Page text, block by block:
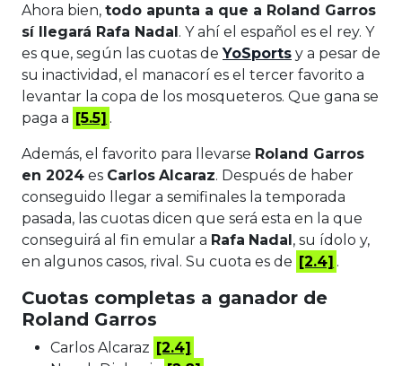
Ahora bien, todo apunta a que a Roland Garros
sí llegará Rafa Nadal. Y ahí el español es el rey. Y
es que, según las cuotas deYoSports y a pesar de
su inactividad, el manacorí es el tercer favorito a
levantar la copa de los mosqueteros. Que gana se
paga a [5.5] .
Además, el favorito para llevarse Roland Garros
en 2024 es Carlos Alcaraz. Después de haber
conseguido llegar a semifinales la temporada
pasada, las cuotas dicen que será esta en la que
conseguirá al fin emular a Rafa Nadal, su ídolo y,
en algunos casos, rival. Su cuota es de [2.4] .
Cuotas completas a ganador de
Roland Garros
Carlos Alcaraz [2.4]